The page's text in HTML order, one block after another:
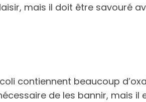
mais il doit être savouré
contiennent beaucoup
de les bannir, mais